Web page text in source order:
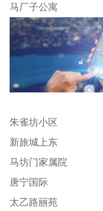
马厂子公寓
朱雀坊小区
新旅城上东
马坊门家属院
唐宁国际
太乙路丽苑